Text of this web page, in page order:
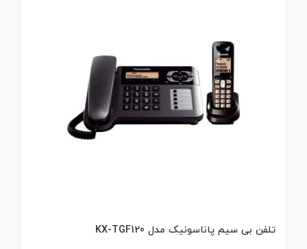
تلفن بی سیم پاناسونیک مدل KX-TGF120